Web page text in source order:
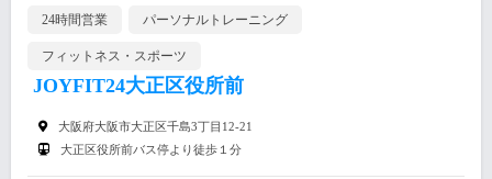
24時間営業 パーソナルトレーニング
フィットネス・スポーツ
JOYFIT24大正区役所前
大阪府大阪市大正区千島3丁目12-21
大正区役所前バス停より徒歩１分